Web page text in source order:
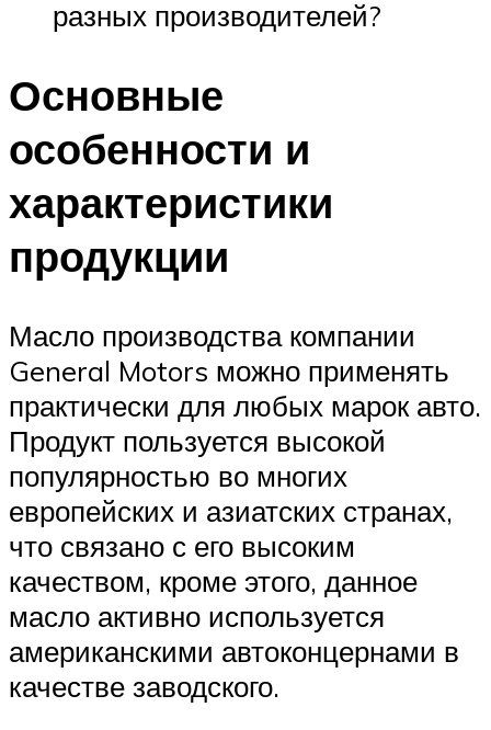
разных производителей?
Основные
особенности и
характеристики
продукции
Масло производства компании
General Motors можно применять
практически для любых марок авто.
Продукт пользуется высокой
популярностью во многих
европейских и азиатских странах,
что связано с его высоким
качеством, кроме этого, данное
масло активно используется
американскими автоконцернами в
качестве заводского.